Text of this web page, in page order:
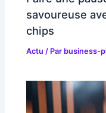
savoureuse
chips
Actu / Par business-